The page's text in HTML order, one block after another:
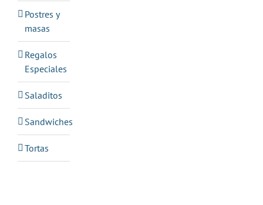
Postres y
masas
Regalos
Especiales
Saladitos
Sandwiches
Tortas